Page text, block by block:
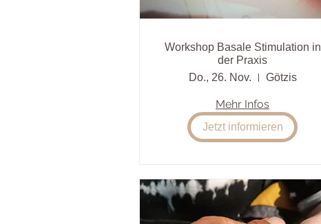
Workshop Basale Stimulation in
der Praxis
Do., 26. Nov.
Götzis
Mehr Infos
Jetzt informieren